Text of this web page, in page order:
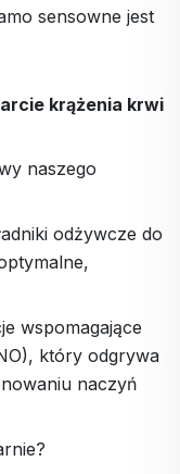
sensowne jest
krążenia krwi
naszego
odżywcze do
wspomagające
który odgrywa
naczyń